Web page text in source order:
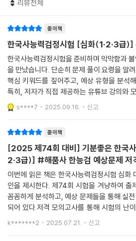
리뷰전체
종이책
한국사능력검정시험 [심화(1·2·3급)]
한국사능력검정시험을 준비하며 막막함과
을 만났습니다. 단순히 문제 풀이 요령을 알
핵심 키워드를 짚어주고, 예상 유형을 분석
특히, 저자가 직접 제공하는 유튜브 강의와
부하는 수험생에게 큰 힘이 되었습니다.책에
심으로 공부하
s****7 2025.09.16. 신고
종이책
[2025 제74회 대비] 기분좋은 한국
2·3급)] #해품사 한능검 예상문제 저
워드+저격 모의고사)
이번에 읽은 책은 한국사능력검정시험 심화
인을 제시한다. 제74회 시험을 겨냥하여 출
꼼꼼하게 분석하고, 예상 문제들을 통해 실
되어 있다.저격 모의고사를 통해 시험의 난
할 수 있다는 점이 인상적이다. 또한, 저자
k*******2 2025.07.21. 신고